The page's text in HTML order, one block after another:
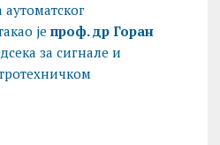
је проф. др Горан
за сигнале и